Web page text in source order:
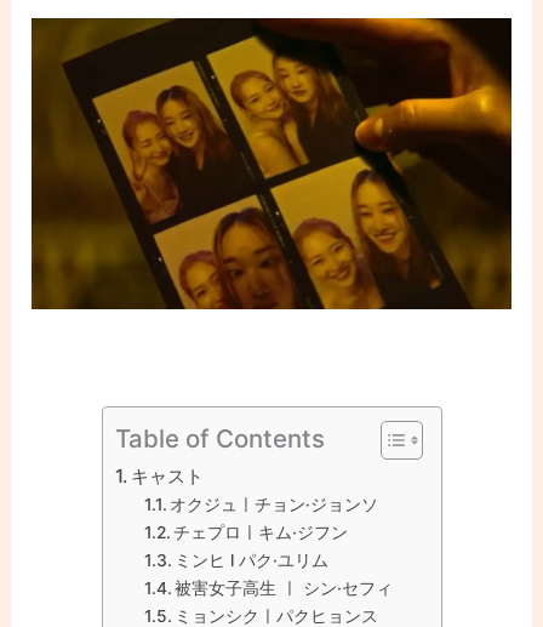
Table of Contents
キャスト
オクジュㅣチョン·ジョンソ
チェプロㅣキム·ジフン
ミンヒ l パク·ユリム
被害女子高生 ㅣ シン·セフィ
ミョンシクㅣパクヒョンス